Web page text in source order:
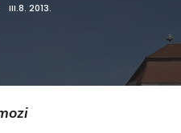
III.8. 2013.